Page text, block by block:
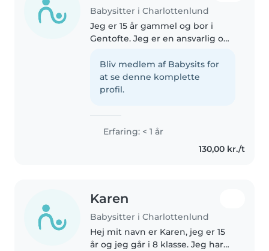
Babysitter i Charlottenlund
Jeg er 15 år gammel og bor i
Gentofte. Jeg er en ansvarlig og
at være sammen med børn. Jeg
har selv små søskende, som jeg
ofte passer, så jeg er vant..
Bliv medlem af Babysits for
at se denne komplette
profil.
Erfaring: < 1 år
130,00 kr./t
Karen
Babysitter i Charlottenlund
Hej mit navn er Karen, jeg er 15
år og jeg går i 8 klasse. Jeg har